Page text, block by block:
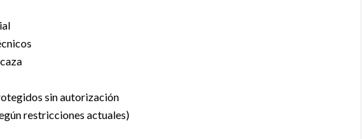
sin autorización
restricciones actuales)